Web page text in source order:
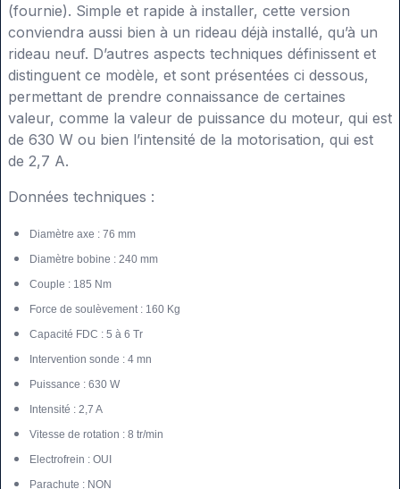
(fournie). Simple et rapide à installer, cette version
conviendra aussi bien à un rideau déjà installé, qu’à un
rideau neuf. D’autres aspects techniques définissent et
distinguent ce modèle, et sont présentées ci dessous,
permettant de prendre connaissance de certaines
valeur, comme la valeur de puissance du moteur, qui est
de 630 W ou bien l’intensité de la motorisation, qui est
de 2,7 A.
Données techniques :
Diamètre axe : 76 mm
Diamètre bobine : 240 mm
Couple : 185 Nm
Force de soulèvement : 160 Kg
Capacité FDC : 5 à 6 Tr
Intervention sonde : 4 mn
Puissance : 630 W
Intensité : 2,7 A
Vitesse de rotation : 8 tr/min
Electrofrein : OUI
Parachute : NON